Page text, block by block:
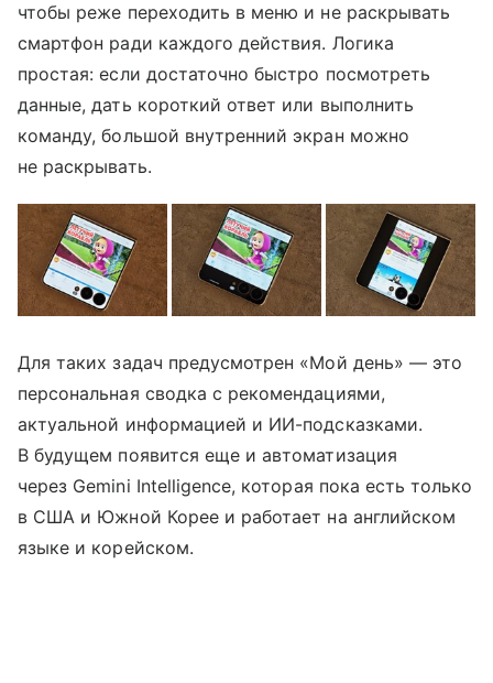
чтобы реже переходить в меню и не раскрывать
смартфон ради каждого действия. Логика
простая: если достаточно быстро посмотреть
данные, дать короткий ответ или выполнить
команду, большой внутренний экран можно
не раскрывать.
Для таких задач предусмотрен «Мой день» — это
персональная сводка с рекомендациями,
актуальной информацией и ИИ-подсказками.
В будущем появится еще и автоматизация
через Gemini Intelligence, которая пока есть только
в США и Южной Корее и работает на английском
языке и корейском.